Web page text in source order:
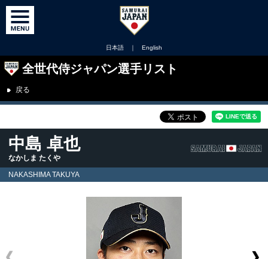
日本語 ｜ English
全世代侍ジャパン選手リスト
戻る
中島 卓也
なかしま たくや
NAKASHIMA TAKUYA